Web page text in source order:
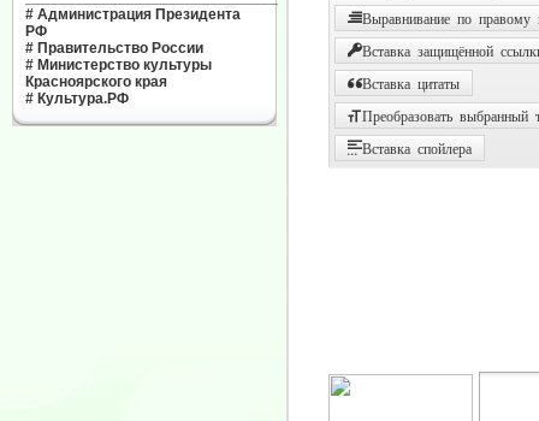
# Администрация Президента
РФ
# Правительство России
# Министерство культуры
Красноярского края
# Культура.РФ
Выравнивание по правому
Вставка защищённой
Вставка цитаты
Преобразовать выбранный
Вставка спойлера